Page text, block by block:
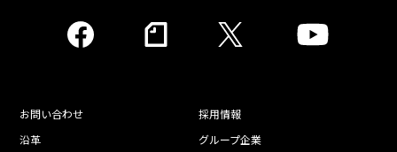
お問い合わせ 採用情報
沿革 グループ企業